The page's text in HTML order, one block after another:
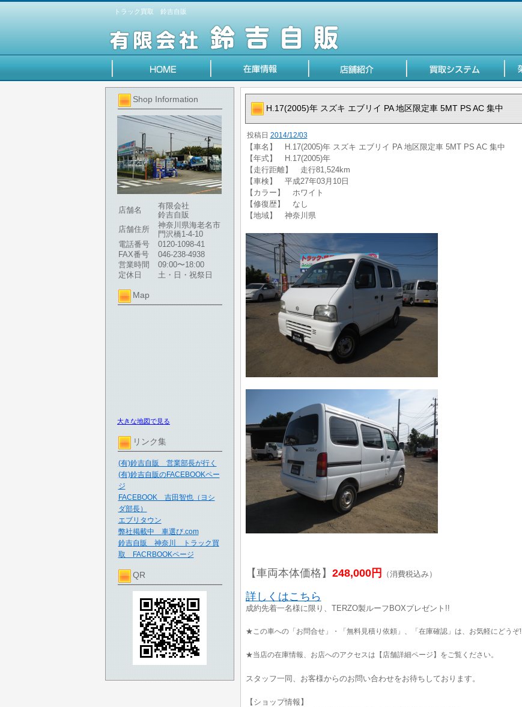
トラック買取 鈴吉自販
Shop Information
店舗名
有限会社
鈴吉自販
店舗住所
神奈川県海老名市
門沢橋1-4-10
電話番号
0120-1098-41
FAX番号
046-238-4938
営業時間
09:00〜18:00
定休日
土・日・祝祭日
Map
大きな地図で見る
リンク集
(有)鈴吉自販 営業部長が行く
(有)鈴吉自販のFACEBOOKペー
ジ
FACEBOOK 吉田智也（ヨシ
ダ部長）
エブリタウン
弊社掲載中 車選び.com
鈴吉自販 神奈川 トラック買
取 FACRBOOKページ
QR
H.17(2005)年 スズキ エブリイ PA 地区限定車 5MT PS AC 集中
投稿日 2014/12/03
【車名】 H.17(2005)年 スズキ エブリイ PA 地区限定車 5MT PS AC 集中
【年式】 H.17(2005)年
【走行距離】 走行81,524km
【車検】 平成27年03月10日
【カラー】 ホワイト
【修復歴】 なし
【地域】 神奈川県
【車両本体価格】 248,000円 （消費税込み）
詳しくはこちら
成約先着一名様に限り、TERZO製ルーフBOXプレゼント!!
★この車への「お問合せ」・「無料見積り依頼」、「在庫確認」は、お気軽にどうぞ!
★当店の在庫情報、お店へのアクセスは【店舗詳細ページ】をご覧ください。
スタッフ一同、お客様からのお問い合わせをお待ちしております。
【ショップ情報】